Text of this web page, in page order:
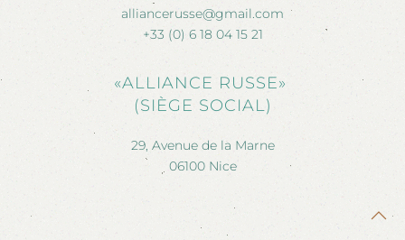
alliancerusse@gmail.com
+33 (0) 6 18 04 15 21
«ALLIANCE RUSSE»
(SIÈGE SOCIAL)
29, Avenue de la Marne
06100 Nice